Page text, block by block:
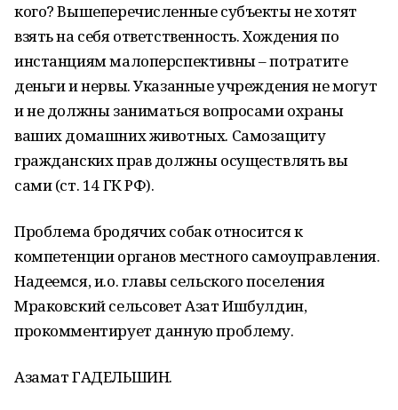
кого? Вышеперечисленные субъекты не хотят
взять на себя ответственность. Хождения по
инстанциям малоперспективны – потратите
деньги и нервы. Указанные учреждения не могут
и не должны заниматься вопросами охраны
ваших домашних животных. Самозащиту
гражданских прав должны осуществлять вы
сами (ст. 14 ГК РФ).
Проблема бродячих собак относится к
компетенции органов местного самоуправления.
Надеемся, и.о. главы сельского поселения
Мраковский сельсовет Азат Ишбулдин,
прокомментирует данную проблему.
Азамат ГАДЕЛЬШИН.